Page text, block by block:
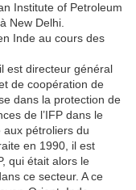
Institute of Petroleum
New Delhi.
Inde au cours des
est directeur général
de coopération de
dans la protection de
de l’IFP dans le
pétroliers du
en 1990, il est
qui était alors le
ce secteur. A ce